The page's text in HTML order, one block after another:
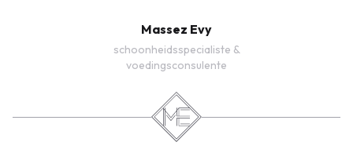
Massez Evy
schoonheidsspecialiste &
voedingsconsulente